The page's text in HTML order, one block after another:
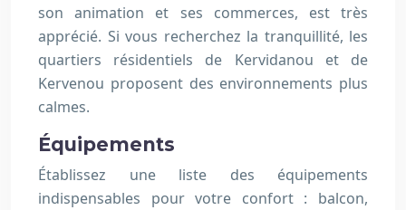
son animation et ses commerces, est très
apprécié. Si vous recherchez la tranquillité, les
quartiers résidentiels de Kervidanou et de
Kervenou proposent des environnements plus
calmes.
Équipements
Établissez une liste des équipements
indispensables pour votre confort : balcon,